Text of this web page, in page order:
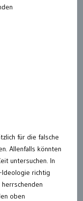
für die falsche
Allenfalls könnten
untersuchen. In
Ideologie richtig
oben